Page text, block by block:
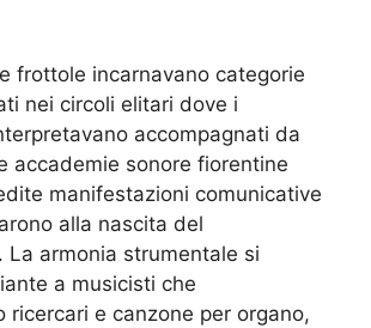
frottole incarnavano categorie
nei circoli elitari dove i
accompagnati da
accademie sonore fiorentine
manifestazioni comunicative
alla nascita del
La armonia strumentale si
a musicisti che
ricercari e canzone per organo,